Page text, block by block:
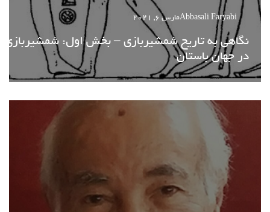
Abbasali Faryabiمارس 6, 2021
نگاهی به تاریخ شمشیربازی – بخش اول: شمشیربازی
در جهان باستان